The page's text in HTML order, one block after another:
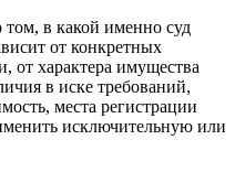
в какой именно суд
от конкретных
от характера имущества
в иске требований,
места регистрации
исключительную или